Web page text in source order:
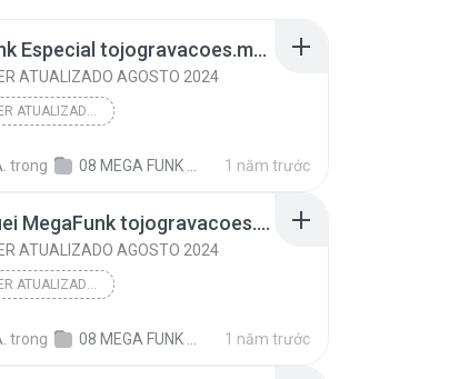
05 Mega Funk Especial tojogravacoes.mp3
ATUALIZADO AGOSTO 2024
PENDRIVE SUPER ATUALIZADO AGOSTO 2024
trong 08 MEGA FUNK 2024 TOP @tojogravacoes 1 năm trước
00 Machuquei MegaFunk tojogravacoes.mp3
ATUALIZADO AGOSTO 2024
PENDRIVE SUPER ATUALIZADO AGOSTO 2024
trong 08 MEGA FUNK 2024 TOP @tojogravacoes 1 năm trước